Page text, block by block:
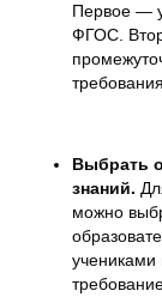
Первое —
ФГОС.
Выбрать
знаний.
можно